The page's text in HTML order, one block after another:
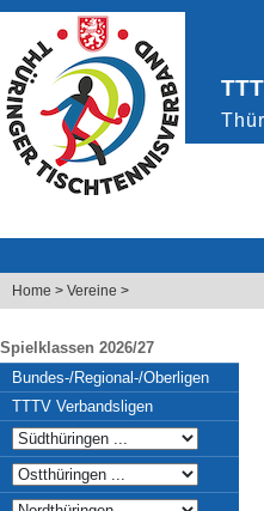
Home > Vereine >
Spielklassen 2026/27
Bundes-/Regional-/Oberligen
TTTV Verbandsligen